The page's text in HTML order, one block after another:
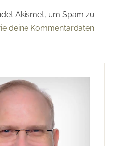
Akismet, um Spam zu
deine Kommentardaten